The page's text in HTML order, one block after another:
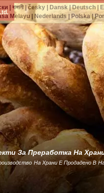
За Преработка На
На Храни Е Продадено В
| বাঙ্গালী|česky| Dansk|Deutsch|
Melayu Nederlands Polska|